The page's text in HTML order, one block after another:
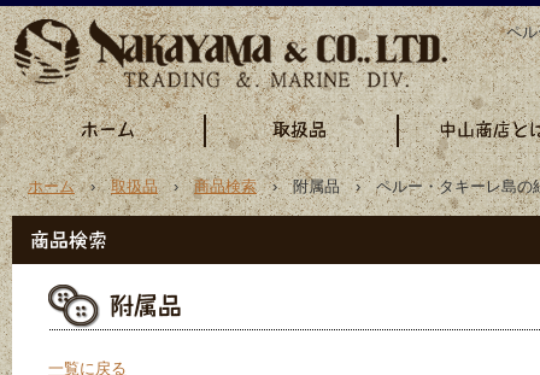
ペ
ホーム›取扱品›商品検索› 附属品 › ペルー・タキーレ島の
一覧に戻る